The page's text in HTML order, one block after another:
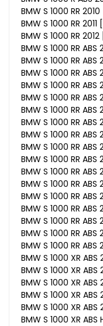
BMW S 1000 RR
BMW S 1000 RR 2011
BMW S 1000 RR
BMW S 1000 RR ABS
BMW S 1000 RR ABS
BMW S 1000 RR ABS
BMW S 1000 RR ABS
BMW S 1000 RR ABS
BMW S 1000 RR ABS
BMW S 1000 RR ABS
BMW S 1000 RR ABS
BMW S 1000 RR ABS
BMW S 1000 RR ABS
BMW S 1000 RR ABS
BMW S 1000 RR
BMW S 1000 RR
BMW S 1000 RR
BMW S 1000 RR
BMW S 1000 RR
BMW S 1000 RR
BMW S 1000 XR
BMW S 1000 XR
BMW S 1000 XR
BMW S 1000 XR
BMW S 1000 XR
BMW S 1000 XR ABS